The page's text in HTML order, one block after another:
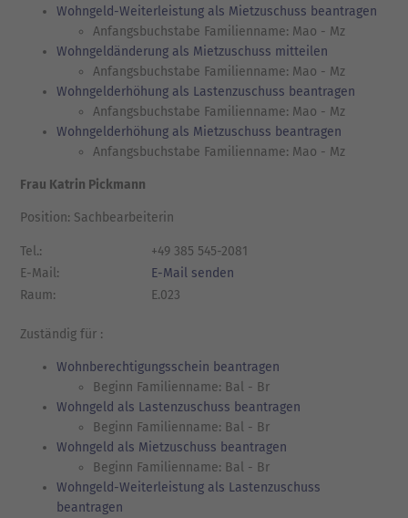
Wohngeld-Weiterleistung als Mietzuschuss beantragen
Anfangsbuchstabe Familienname: Mao - Mz
Wohngeldänderung als Mietzuschuss mitteilen
Anfangsbuchstabe Familienname: Mao - Mz
Wohngelderhöhung als Lastenzuschuss beantragen
Anfangsbuchstabe Familienname: Mao - Mz
Wohngelderhöhung als Mietzuschuss beantragen
Anfangsbuchstabe Familienname: Mao - Mz
Frau Katrin Pickmann
Position: Sachbearbeiterin
Tel.:
+49 385 545-2081
E-Mail:
E-Mail senden
Raum:
E.023
Zuständig für :
Wohnberechtigungsschein beantragen
Beginn Familienname: Bal - Br
Wohngeld als Lastenzuschuss beantragen
Beginn Familienname: Bal - Br
Wohngeld als Mietzuschuss beantragen
Beginn Familienname: Bal - Br
Wohngeld-Weiterleistung als Lastenzuschuss
beantragen